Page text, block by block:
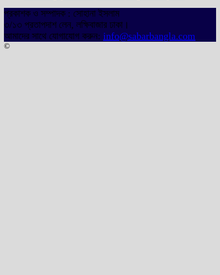
প্রকাশক ও সম্পাদক : সোহানা ইসলাম
৩/১৩ প্রতাপদাশ লেন, লক্ষিবাজার ঢাকা।
আমাদের সাথে যোগাযোগ করুন: info@sabarbangla.com
©